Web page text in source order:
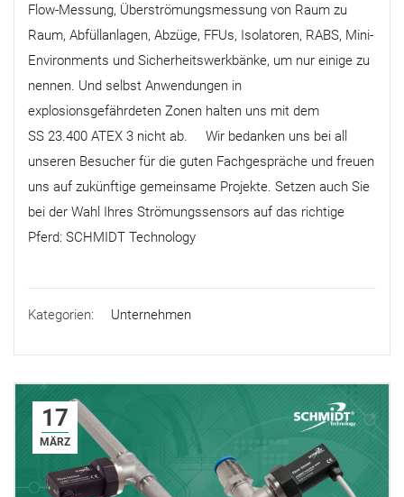
Flow-Messung, Überströmungsmessung von Raum zu
Raum, Abfüllanlagen, Abzüge, FFUs, Isolatoren, RABS, Mini-
Environments und Sicherheitswerkbänke, um nur einige zu
nennen. Und selbst Anwendungen in
explosionsgefährdeten Zonen halten uns mit dem
SS 23.400 ATEX 3 nicht ab. Wir bedanken uns bei all
unseren Besucher für die guten Fachgespräche und freuen
uns auf zukünftige gemeinsame Projekte. Setzen auch Sie
bei der Wahl Ihres Strömungssensors auf das richtige
Pferd: SCHMIDT Technology
Kategorien: Unternehmen
17
MÄRZ